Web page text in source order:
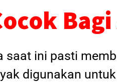
ini pasti
digunakan